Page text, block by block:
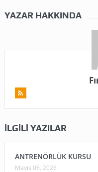
YAZAR HAKKINDA
İLGILI YAZILAR
ANTRENÖRLÜK KURSU
Mayıs 06, 2026